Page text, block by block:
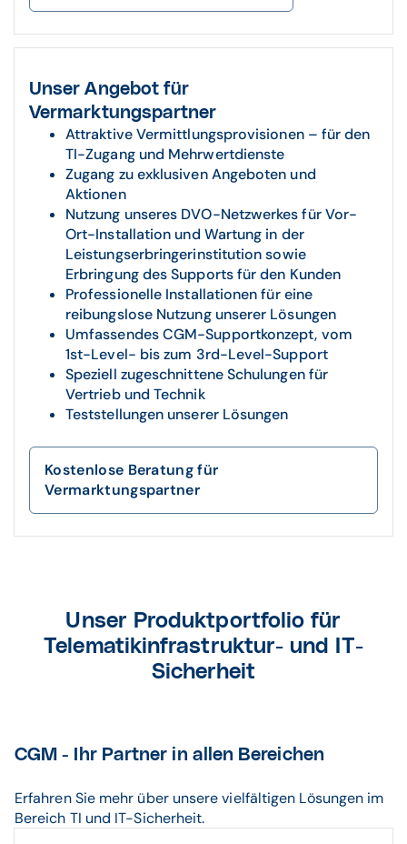
Unser Angebot für
Vermarktungspartner
Attraktive Vermittlungsprovisionen – für den
TI-Zugang und Mehrwertdienste
Zugang zu exklusiven Angeboten und
Aktionen
Nutzung unseres DVO-Netzwerkes für Vor-
Ort-Installation und Wartung in der
Leistungserbringerinstitution sowie
Erbringung des Supports für den Kunden
Professionelle Installationen für eine
reibungslose Nutzung unserer Lösungen
Umfassendes CGM-Supportkonzept, vom
1st-Level- bis zum 3rd-Level-Support
Speziell zugeschnittene Schulungen für
Vertrieb und Technik
Teststellungen unserer Lösungen
Kostenlose Beratung für
Vermarktungspartner
Unser Produktportfolio für
Telematikinfrastruktur- und IT-
Sicherheit
CGM - Ihr Partner in allen Bereichen
Erfahren Sie mehr über unsere vielfältigen Lösungen im
Bereich TI und IT-Sicherheit.